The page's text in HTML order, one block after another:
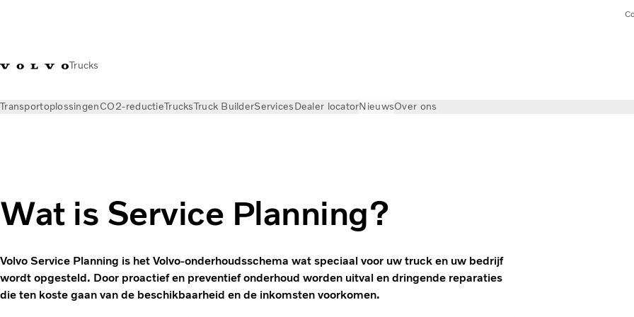
Trucks
TransportoplossingenCO2-reductieTrucksTruck BuilderServicesDealer locatorNieuwsOver ons
Wat is Service Planning?
Volvo Service Planning is het Volvo-onderhoudsschema wat speciaal voor uw truck en uw bedrijf
wordt opgesteld. Door proactief en preventief onderhoud worden uitval en dringende reparaties
die ten koste gaan van de beschikbaarheid en de inkomsten voorkomen.